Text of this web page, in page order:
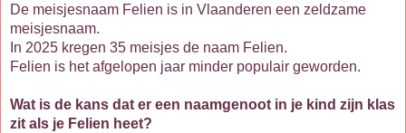
De meisjesnaam Felien is in Vlaanderen een zeldzame
meisjesnaam.
In 2025 kregen 35 meisjes de naam Felien.
Felien is het afgelopen jaar minder populair geworden.
Wat is de kans dat er een naamgenoot in je kind zijn klas
zit als je Felien heet?